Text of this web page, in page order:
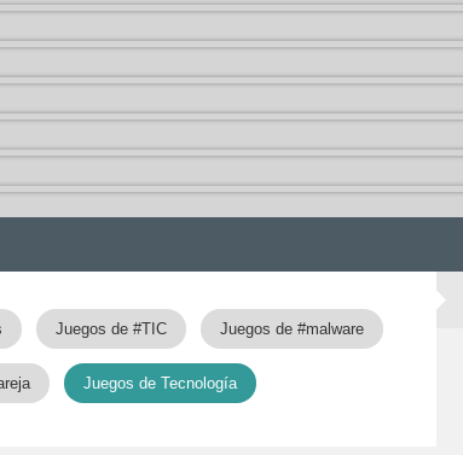
Juegos de #TIC Juegos de #malware
Juegos de Tecnología